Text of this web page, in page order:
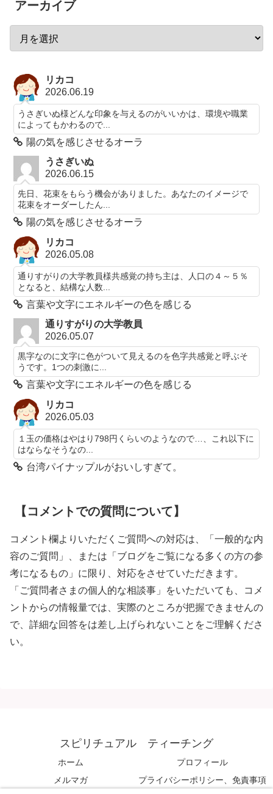
アーカイブ
リカコ
2026.06.19
うさぎいぬ様どんな印象を与えるのがいいかは、環境や職業
によってもかわるので...
陽の気を感じさせるオーラ
うさぎいぬ
2026.06.15
先日、花束をもらう機会がありました。あなたのイメージで
花束をオーダーしたん...
陽の気を感じさせるオーラ
リカコ
2026.05.08
通りすがりの大学教員様共感覚の持ち主は、人口の４～５％
となると、結構な人数...
言葉や文字にエネルギーの色を感じる
通りすがりの大学教員
2026.05.07
黒字なのに文字に色がついて見えるのを色字共感覚と呼ぶそ
うです。1つの刺激に...
言葉や文字にエネルギーの色を感じる
リカコ
2026.05.03
１玉の価格はやはり798円くらいのようなので…、これ以下に
はならなそうなの...
台湾パイナップルがおいしすぎて。
【コメントでの質問について】
コメント欄よりいただくご質問への対応は、「一般的な内
容のご質問」、または「ブログをご覧になる多くの方の参
考になるもの」に限り、対応をさせていただきます。
「ご質問者さまの個人的な相談事」をいただいても、コメ
ントからの情報量では、実際のところが把握できませんの
で、詳細な回答をは差し上げられないことをご理解くださ
い。
スピリチュアル ティーチング
ホーム
プロフィール
メルマガ
プライバシーポリシー、免責事項